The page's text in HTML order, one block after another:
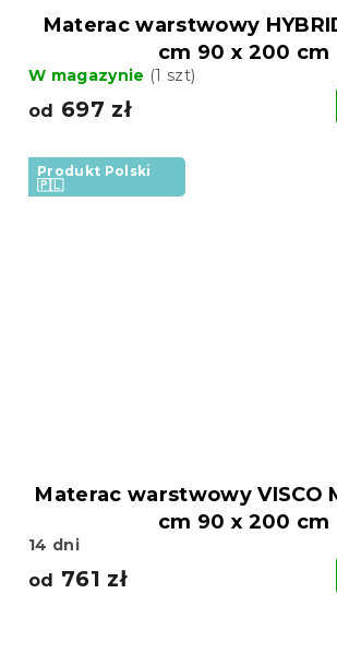
Materac warstwowy
cm 90 x 200 cm
W magazynie (1 szt)
od 697 zł
Produkt Polski
🇵🇱
Materac warstwowy VISCO
cm 90 x 200 cm
14 dni
od 761 zł